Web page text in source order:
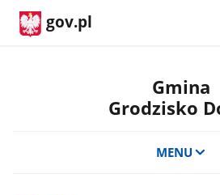
gov.pl
Gmina
Grodzisko
MENU